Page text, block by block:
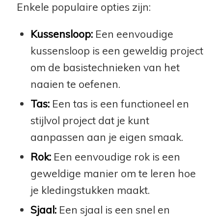
Enkele populaire opties zijn:
Kussensloop:Een eenvoudige
kussensloop is een geweldig project
om de basistechnieken van het
naaien te oefenen.
Tas:Een tas is een functioneel en
stijlvol project dat je kunt
aanpassen aan je eigen smaak.
Rok:Een eenvoudige rok is een
geweldige manier om te leren hoe
je kledingstukken maakt.
Sjaal:Een sjaal is een snel en